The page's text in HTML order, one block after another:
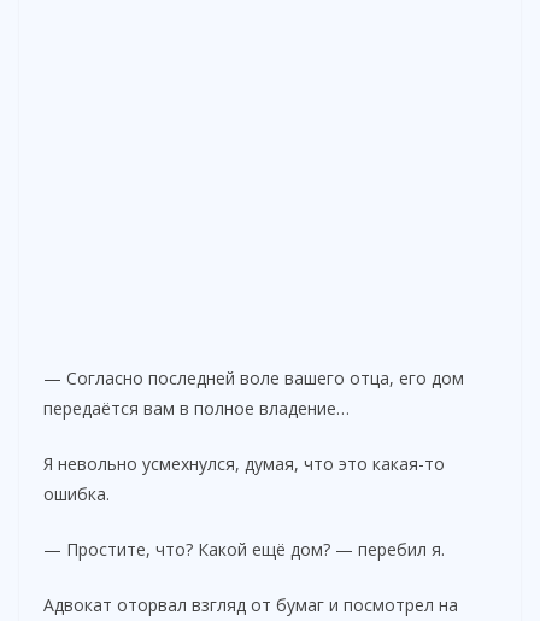
— Согласно последней воле вашего отца, его дом
передаётся вам в полное владение…
Я невольно усмехнулся, думая, что это какая-то
ошибка.
— Простите, что? Какой ещё дом? — перебил я.
Адвокат оторвал взгляд от бумаг и посмотрел на